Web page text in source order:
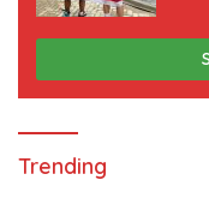
Trending